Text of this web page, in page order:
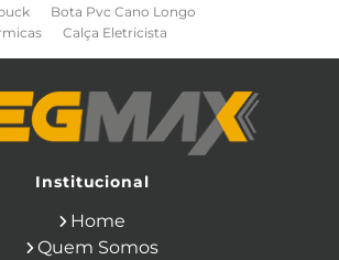
Bota Pvc Cano Longo
Calça Eletricista
Segurança para Eletricista
Paraquedista
Cone de Sinalização
de Construcao Civil
Eletricas
Isoladas
Institucional
Home
Quem Somos